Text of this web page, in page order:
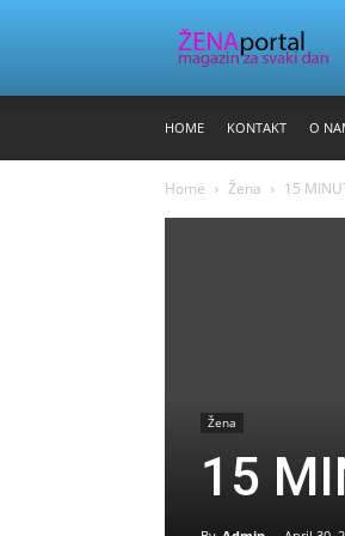
HOME KONTAKT O
Home Žena 15
Žena
15